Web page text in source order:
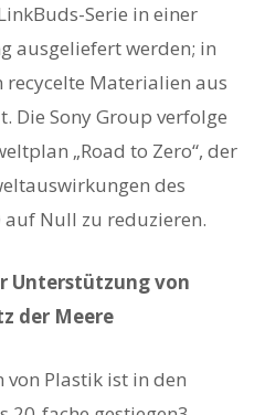
Serie in einer
ausgeliefert werden; in
recycelte Materialien aus
Die Sony Group verfolge
„Road to Zero“, der
des
Null zu reduzieren.
Unterstützung von
der Meere
Plastik ist in den